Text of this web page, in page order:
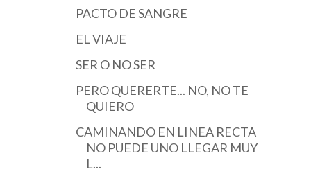
PACTO DE SANGRE
EL VIAJE
SER O NO SER
PERO QUERERTE... NO, NO TE
QUIERO
CAMINANDO EN LINEA RECTA
NO PUEDE UNO LLEGAR MUY
L...